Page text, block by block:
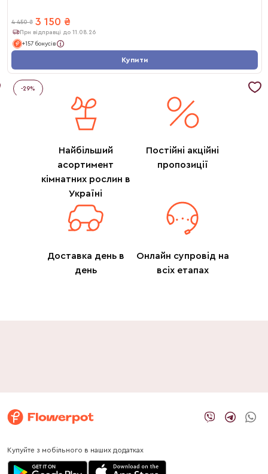
4 450 ₴ 3 150 ₴
При відправці до 11.08.26
+157 бонусів
Купити
-29%
Найбільший
асортимент
кімнатних рослин в
Україні
Постійні акційні
пропозиції
Доставка день в
день
Онлайн супровід на
всіх етапах
Купуйте з мобільного в наших додатках